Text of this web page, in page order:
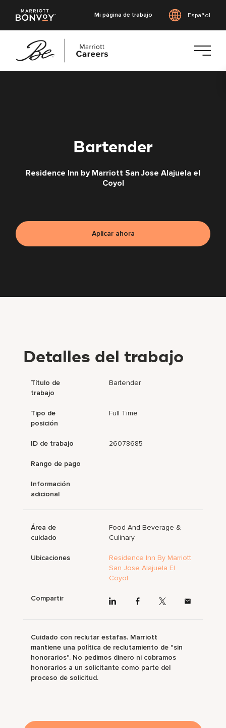
Mi página de trabajo Español
Bartender
Residence Inn by Marriott San Jose Alajuela el
Coyol
Aplicar ahora
Detalles del trabajo
Título de
trabajo
Bartender
Tipo de
posición
Full Time
ID de trabajo 26078685
Rango de pago
Información
adicional
Área de
cuidado
Food And Beverage &
Culinary
Ubicaciones
Residence Inn By Marriott
San Jose Alajuela El
Coyol
Compartir
Cuidado con reclutar estafas. Marriott
mantiene una política de reclutamiento de "sin
honorarios". No pedimos dinero ni cobramos
honorarios a un solicitante como parte del
proceso de solicitud.